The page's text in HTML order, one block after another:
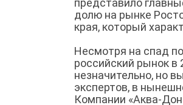
долю на рынке
края, который
Несмотря на спад
российский рынок
незначительно, но
экспертов, в
Компании «Аква-